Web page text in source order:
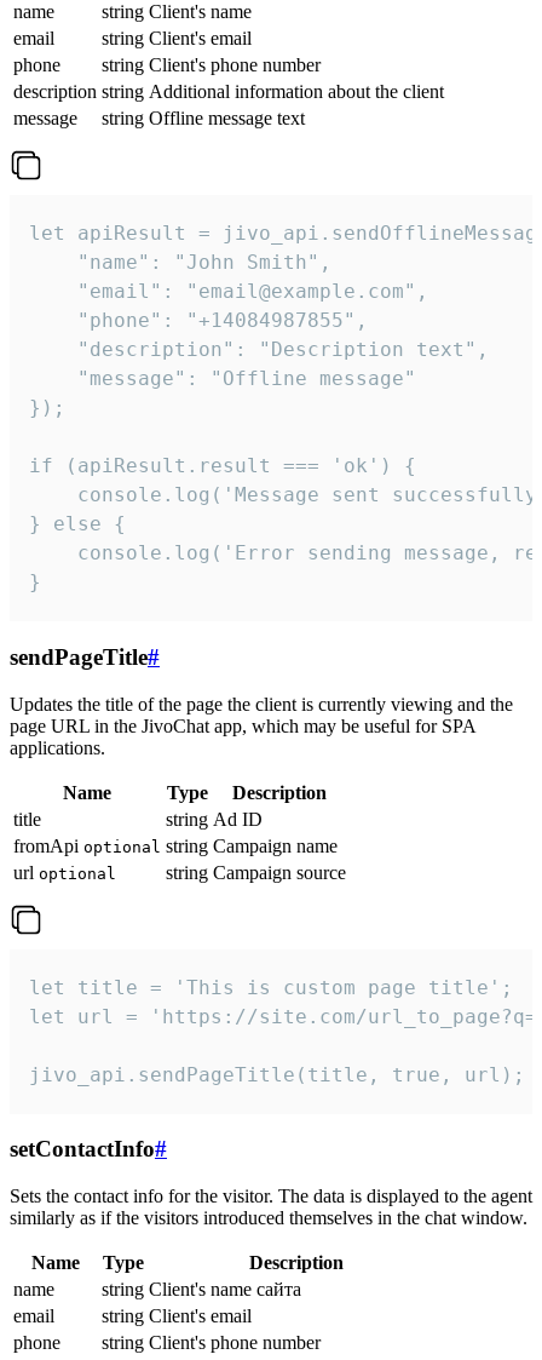
name
string Client's name
email
string Client's email
phone
string Client's phone number
description string Additional information about the client
message
string Offline message text
let apiResult =
    "name": "John Smith",
    "email": "email@example.com",
    "phone": "+14084987855",
    "description": "Description text",
    "message": "Offline message"
});
if (apiResult.result === 'ok') {
console.log('Message sent
} else {
console.log('Error sending message,
}
sendPageTitle#
Updates the title of the page the client is currently viewing and the
page URL in the JivoChat app, which may be useful for SPA
applications.
Name Type
Description
title
string Ad ID
fromApi optional string Campaign name
url optional string Campaign source
let title = 'This is custom page title';
let url = 'https://site.com/
jivo_api.sendPageTitle(title, true, url);
setContactInfo#
Sets the contact info for the visitor. The data is displayed to the agent
similarly as if the visitors introduced themselves in the chat window.
Name Type
Description
name
string Client's name сайта
email
string Client's email
phone
string Client's phone number